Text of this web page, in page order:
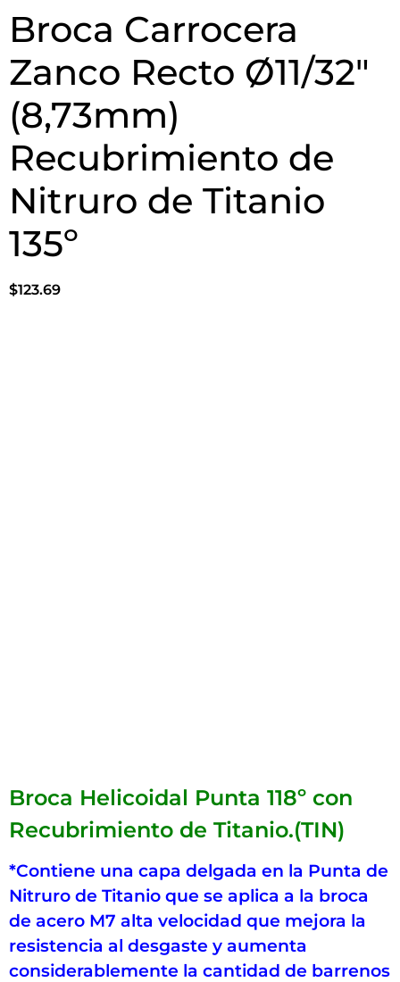
Broca Carrocera
Zanco Recto Ø11/32″
(8,73mm)
Recubrimiento de
Nitruro de Titanio
135º
$123.69
Broca Helicoidal Punta 118º con
Recubrimiento de Titanio.(TIN)
*Contiene una capa delgada en la Punta de
Nitruro de Titanio que se aplica a la broca
de acero M7 alta velocidad que mejora la
resistencia al desgaste y aumenta
considerablemente la cantidad de barrenos